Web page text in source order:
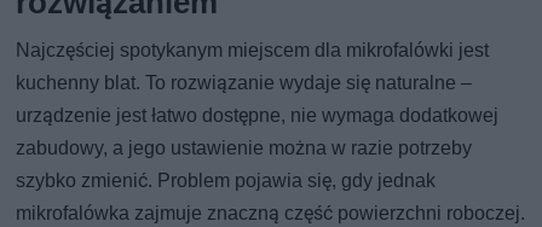
Najczęściej spotykanym miejscem dla mikrofalówki jest
kuchenny blat. To rozwiązanie wydaje się naturalne –
urządzenie jest łatwo dostępne, nie wymaga dodatkowej
zabudowy, a jego ustawienie można w razie potrzeby
szybko zmienić. Problem pojawia się, gdy jednak
mikrofalówka zajmuje znaczną część powierzchni roboczej.